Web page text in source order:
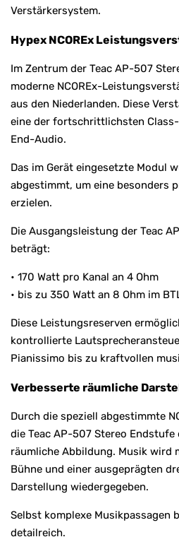
Verstärkersystem.
Hypex NCOREx
Im Zentrum der Teac AP-507
moderne NCOREx-
aus den Niederlanden. Diese
eine der fortschrittlichsten
End-Audio.
Das im Gerät eingesetzte Modul
abgestimmt, um eine besonders
erzielen.
Die Ausgangsleistung der Teac
beträgt:
• 170 Watt pro Kanal an 4 Ohm
• bis zu 350 Watt an 8 Ohm im
Diese Leistungsreserven
kontrollierte
Pianissimo bis zu kraftvollen
Verbesserte räumliche
Durch die speziell abgestimmte
die Teac AP-507 Stereo
räumliche Abbildung. Musik wird
Bühne und einer ausgeprägten
Darstellung wiedergegeben.
Selbst komplexe Musikpassagen
detailreich.